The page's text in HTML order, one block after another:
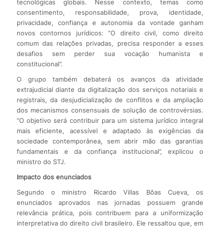
tecnológicas globais. Nesse contexto, temas como
consentimento, responsabilidade, prova, identidade,
privacidade, confiança e autonomia da vontade ganham
novos contornos jurídicos: “O direito civil, como direito
comum das relações privadas, precisa responder a esses
desafios sem perder sua vocação humanista e
constitucional”.
O grupo também debaterá os avanços da atividade
extrajudicial diante da digitalização dos serviços notariais e
registrais, da desjudicialização de conflitos e da ampliação
dos mecanismos consensuais de solução de controvérsias.
“O objetivo será contribuir para um sistema jurídico integral
mais eficiente, acessível e adaptado às exigências da
sociedade contemporânea, sem abrir mão das garantias
fundamentais e da confiança institucional”, explicou o
ministro do STJ.
Impacto dos enunciados
Segundo o ministro Ricardo Villas Bôas Cueva, os
enunciados aprovados nas jornadas possuem grande
relevância prática, pois contribuem para a uniformização
interpretativa do direito civil brasileiro. Ele ressaltou que, em